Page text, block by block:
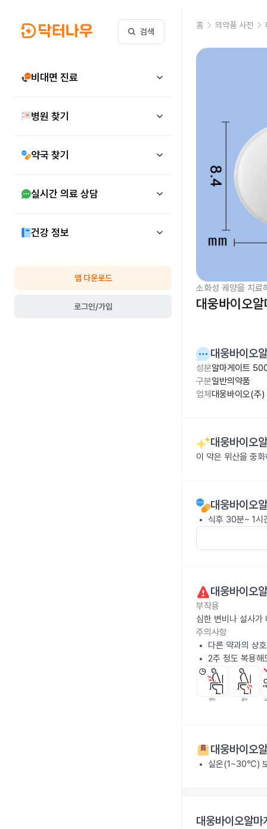
검색
비대면 진료
병원 찾기
약국 찾기
실시간 의료 상담
건강 정보
앱 다운로드
로그인/가입
홈 의약품 사전
소화성 궤양을 치료
대웅바이오
대웅바이오
성분알마게이트
구분일반의약품
업체 대웅바이오(주)
대웅바이오
이 약은 위산을 중
대웅바이오
식후 30분~ 1시
대웅바이오
부작용
심한 변비나 설사가
주의사항
다른 약과의 상
2주 정도 복용해
대웅바이오
실온(1~30℃)
대웅바이오알